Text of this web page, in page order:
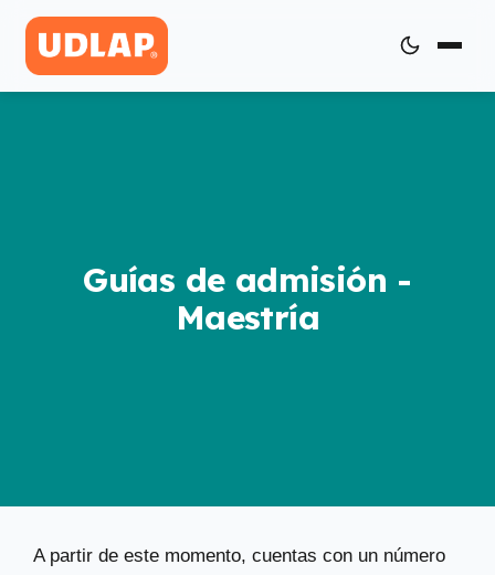
Guías de admisión -
Maestría
A partir de este momento, cuentas con un número